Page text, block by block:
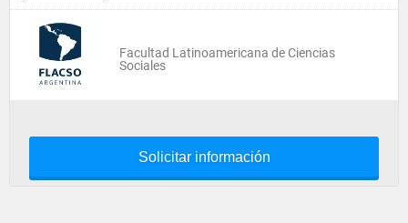
Facultad Latinoamericana de Ciencias
Sociales
Solicitar información